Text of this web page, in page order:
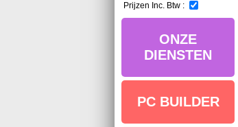
Prijzen Inc. Btw :
ONZE
DIENSTEN
PC BUILDER